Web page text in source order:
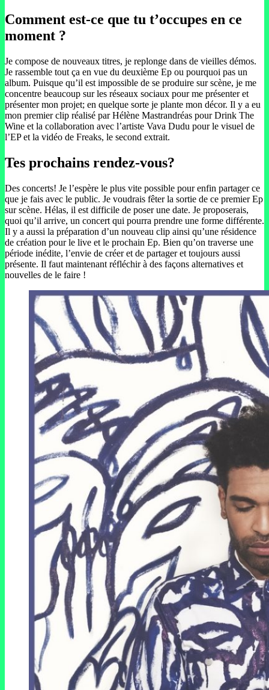
Comment est-ce que tu t’occupes en ce
moment ?
Je compose de nouveaux titres, je replonge dans de vieilles démos.
Je rassemble tout ça en vue du deuxième Ep ou pourquoi pas un
album. Puisque qu’il est impossible de se produire sur scène, je me
concentre beaucoup sur les réseaux sociaux pour me présenter et
présenter mon projet; en quelque sorte je plante mon décor. Il y a eu
mon premier clip réalisé par Hélène Mastrandréas pour Drink The
Wine et la collaboration avec l’artiste Vava Dudu pour le visuel de
l’EP et la vidéo de Freaks, le second extrait.
Tes prochains rendez-vous?
Des concerts! Je l’espère le plus vite possible pour enfin partager ce
que je fais avec le public. Je voudrais fêter la sortie de ce premier Ep
sur scène. Hélas, il est difficile de poser une date. Je proposerais,
quoi qu’il arrive, un concert qui pourra prendre une forme différente.
Il y a aussi la préparation d’un nouveau clip ainsi qu’une résidence
de création pour le live et le prochain Ep. Bien qu’on traverse une
période inédite, l’envie de créer et de partager et toujours aussi
présente. Il faut maintenant réfléchir à des façons alternatives et
nouvelles de le faire !